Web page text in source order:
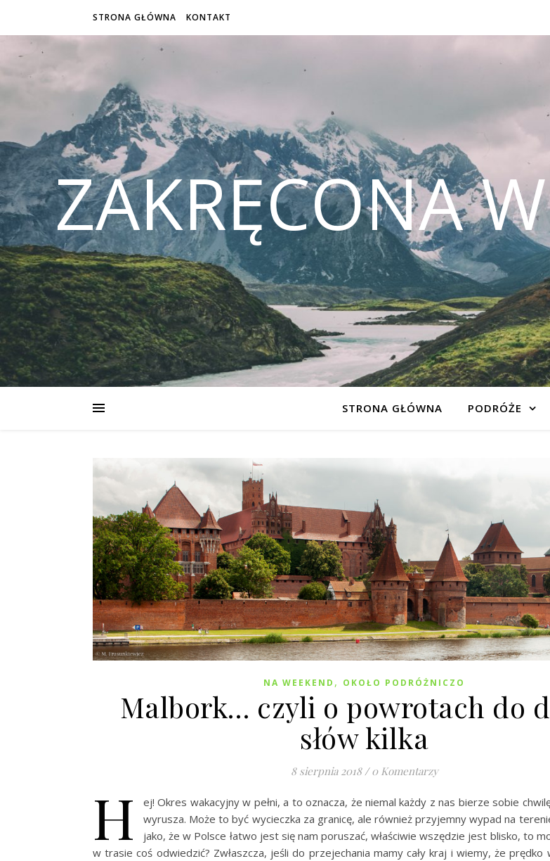
STRONA GŁÓWNA KONTAKT
ZAKRĘCONA
STRONA GŁÓWNA PODRÓŻE
NA WEEKEND , OKOŁO PODRÓŻNICZO
Malbork… czyli o powrotach do
słów kilka
8 sierpnia 2018 / 0 Komentarzy
H
ej! Okres wakacyjny w pełni, a to oznacza, że niemal każdy z nas bierze sobie
wyrusza. Może to być wycieczka za granicę, ale również przyjemny wypad na
jako, że w Polsce łatwo jest się nam poruszać, właściwie wszędzie jest blisko, to
w trasie coś odwiedzić? Zwłaszcza, jeśli do przejechania mamy cały kraj i wiemy, że prędko